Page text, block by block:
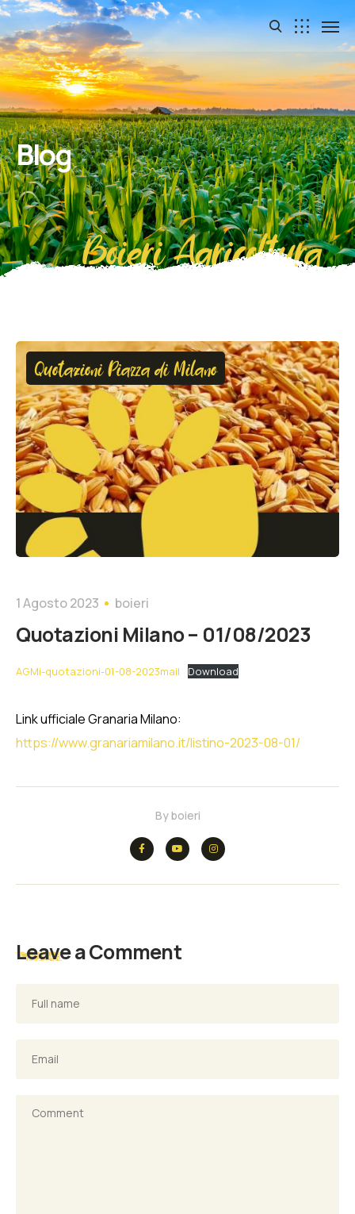
Blog
Boieri Agricoltura
Quotazioni Piazza di Milano
1 Agosto 2023 boieri
Quotazioni Milano – 01/08/2023
AGMi-quotazioni-01-08-2023mail Download
Link ufficiale Granaria Milano:
https://www.granariamilano.it/listino-2023-08-01/
Byboieri
Leave a Comment